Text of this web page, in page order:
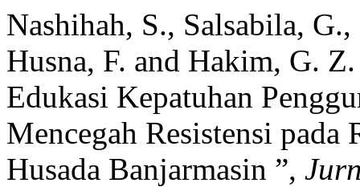
Nashihah, S., Salsabila,
Husna, F. and Hakim, G.
Edukasi Kepatuhan
Mencegah Resistensi
Husada Banjarmasin ”,